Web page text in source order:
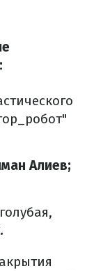
Алиев;